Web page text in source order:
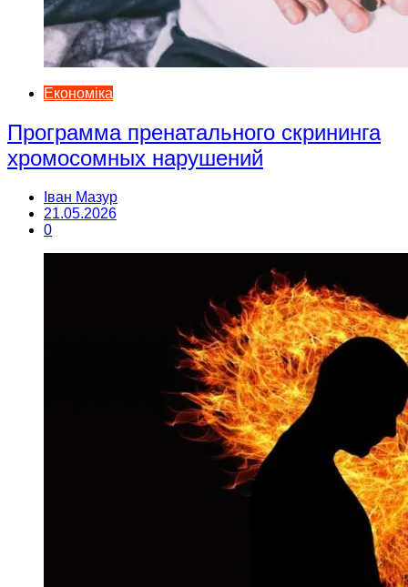
Економіка
Программа пренатального скрининга
хромосомных нарушений
Іван Мазур
21.05.2026
0